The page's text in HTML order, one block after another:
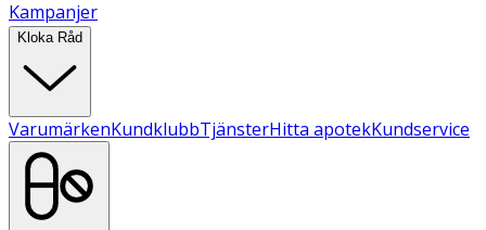
Kampanjer
Kloka Råd
VarumärkenKundklubbTjänsterHitta apotekKundservice